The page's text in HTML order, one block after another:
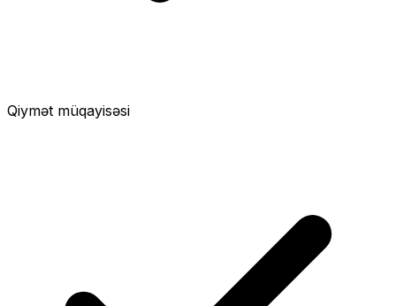
Qiymət müqayisəsi